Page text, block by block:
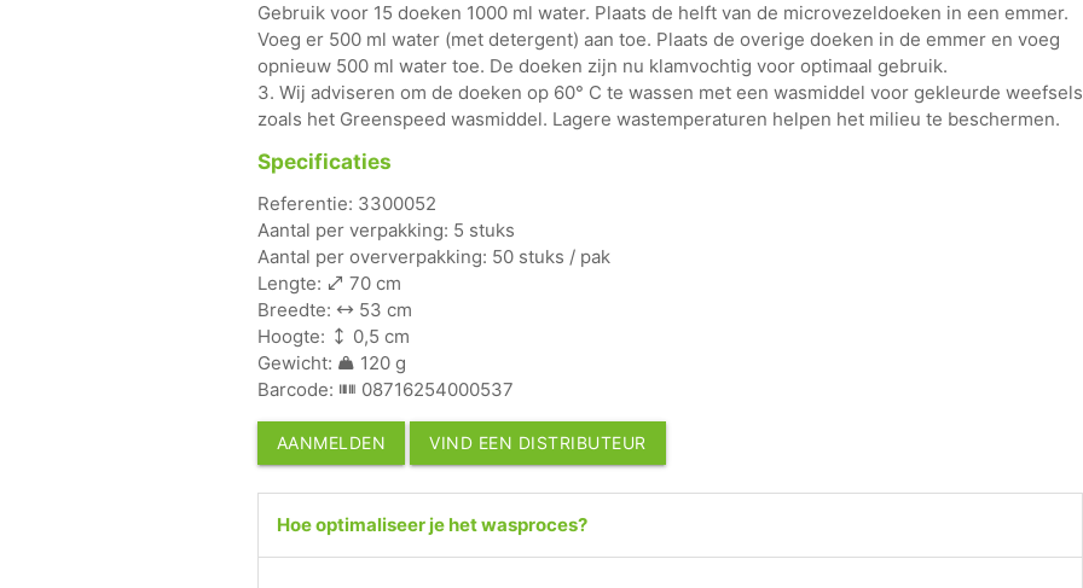
Gebruik voor 15 doeken 1000 ml water. Plaats de helft van de microvezeldoeken in een emmer.
Voeg er 500 ml water (met detergent) aan toe. Plaats de overige doeken in de emmer en voeg
opnieuw 500 ml water toe. De doeken zijn nu klamvochtig voor optimaal gebruik.
3. Wij adviseren om de doeken op 60° C te wassen met een wasmiddel voor gekleurde weefsels
zoals het Greenspeed wasmiddel. Lagere wastemperaturen helpen het milieu te beschermen.
Specificaties
Referentie: 3300052
Aantal per verpakking: 5 stuks
Aantal per oververpakking: 50 stuks / pak
Lengte:
70 cm
Breedte:
53 cm
Hoogte:
0,5 cm
Gewicht:
120 g
Barcode:
08716254000537
AANMELDEN VIND EEN DISTRIBUTEUR
Hoe optimaliseer je het wasproces?